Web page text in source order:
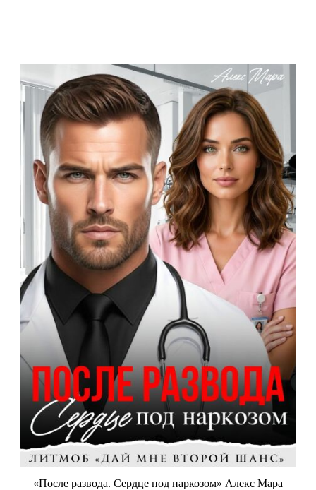
«После развода. Сердце под наркозом» Алекс Мара